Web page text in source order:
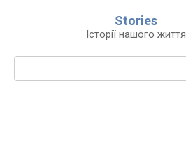
Stories
Історії нашого життя
Пошук: